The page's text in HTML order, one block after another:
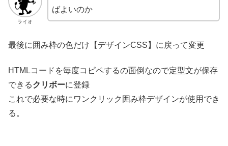
ライオ
ばよいのか
最後に囲み枠の色だけ【デザインCSS】に戻って変更
HTMLコードを毎度コピペするの面倒なので定型文が保存
できるクリボーに登録
これで必要な時にワンクリック囲み枠デザインが使用でき
る。